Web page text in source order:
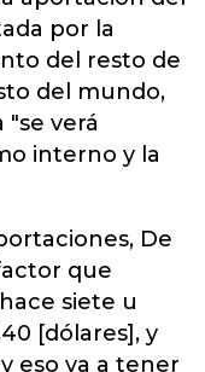
por la
del resto de
del mundo,
verá
interno y la
De
que
siete u
[dólares], y
eso va a tener